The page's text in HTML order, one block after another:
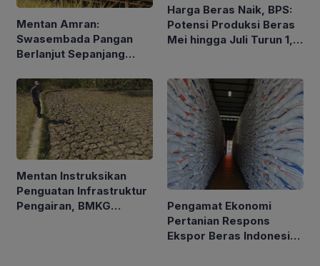
Mentan Amran:
Swasembada Pangan
Berlanjut Sepanjang
Harga Beras Naik, BPS:
Potensi Produksi Beras
Mei hingga Juli Turun 1,16
Mentan Instruksikan
Penguatan Infrastruktur
Pengairan, BMKG
Pengamat Ekonomi
Pertanian Respons
Ekspor Beras Indonesia